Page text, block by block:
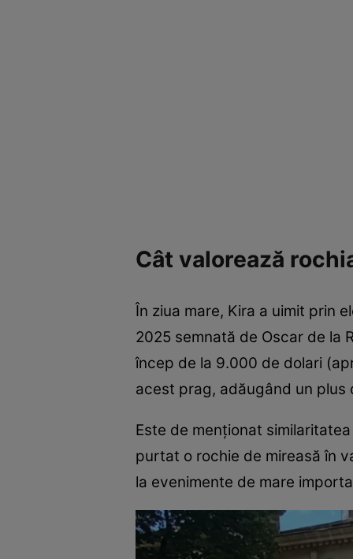
Cât valorează
În ziua mare, Kira a uimit prin
2025 semnată de Oscar de la
încep de la 9.000 de dolari
acest prag, adăugând un plus
Este de menționat
purtat o rochie de mireasă în
la evenimente de mare